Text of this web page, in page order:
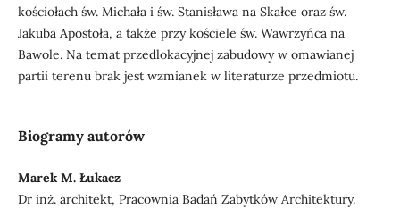
kościołach św. Michała i św. Stanisława na Skałce oraz św.
Jakuba Apostoła, a także przy kościele św. Wawrzyńca na
Bawole. Na temat przedlokacyjnej zabudowy w omawianej
partii terenu brak jest wzmianek w literaturze przedmiotu.
Biogramy autorów
Marek M. Łukacz
Dr inż. architekt, Pracownia Badań Zabytków Architektury.